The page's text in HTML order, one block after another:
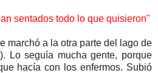
sentados todo lo que quisieron"
marchó a la otra parte del lago de
Lo seguía mucha gente, porque
hacía con los enfermos. Subió